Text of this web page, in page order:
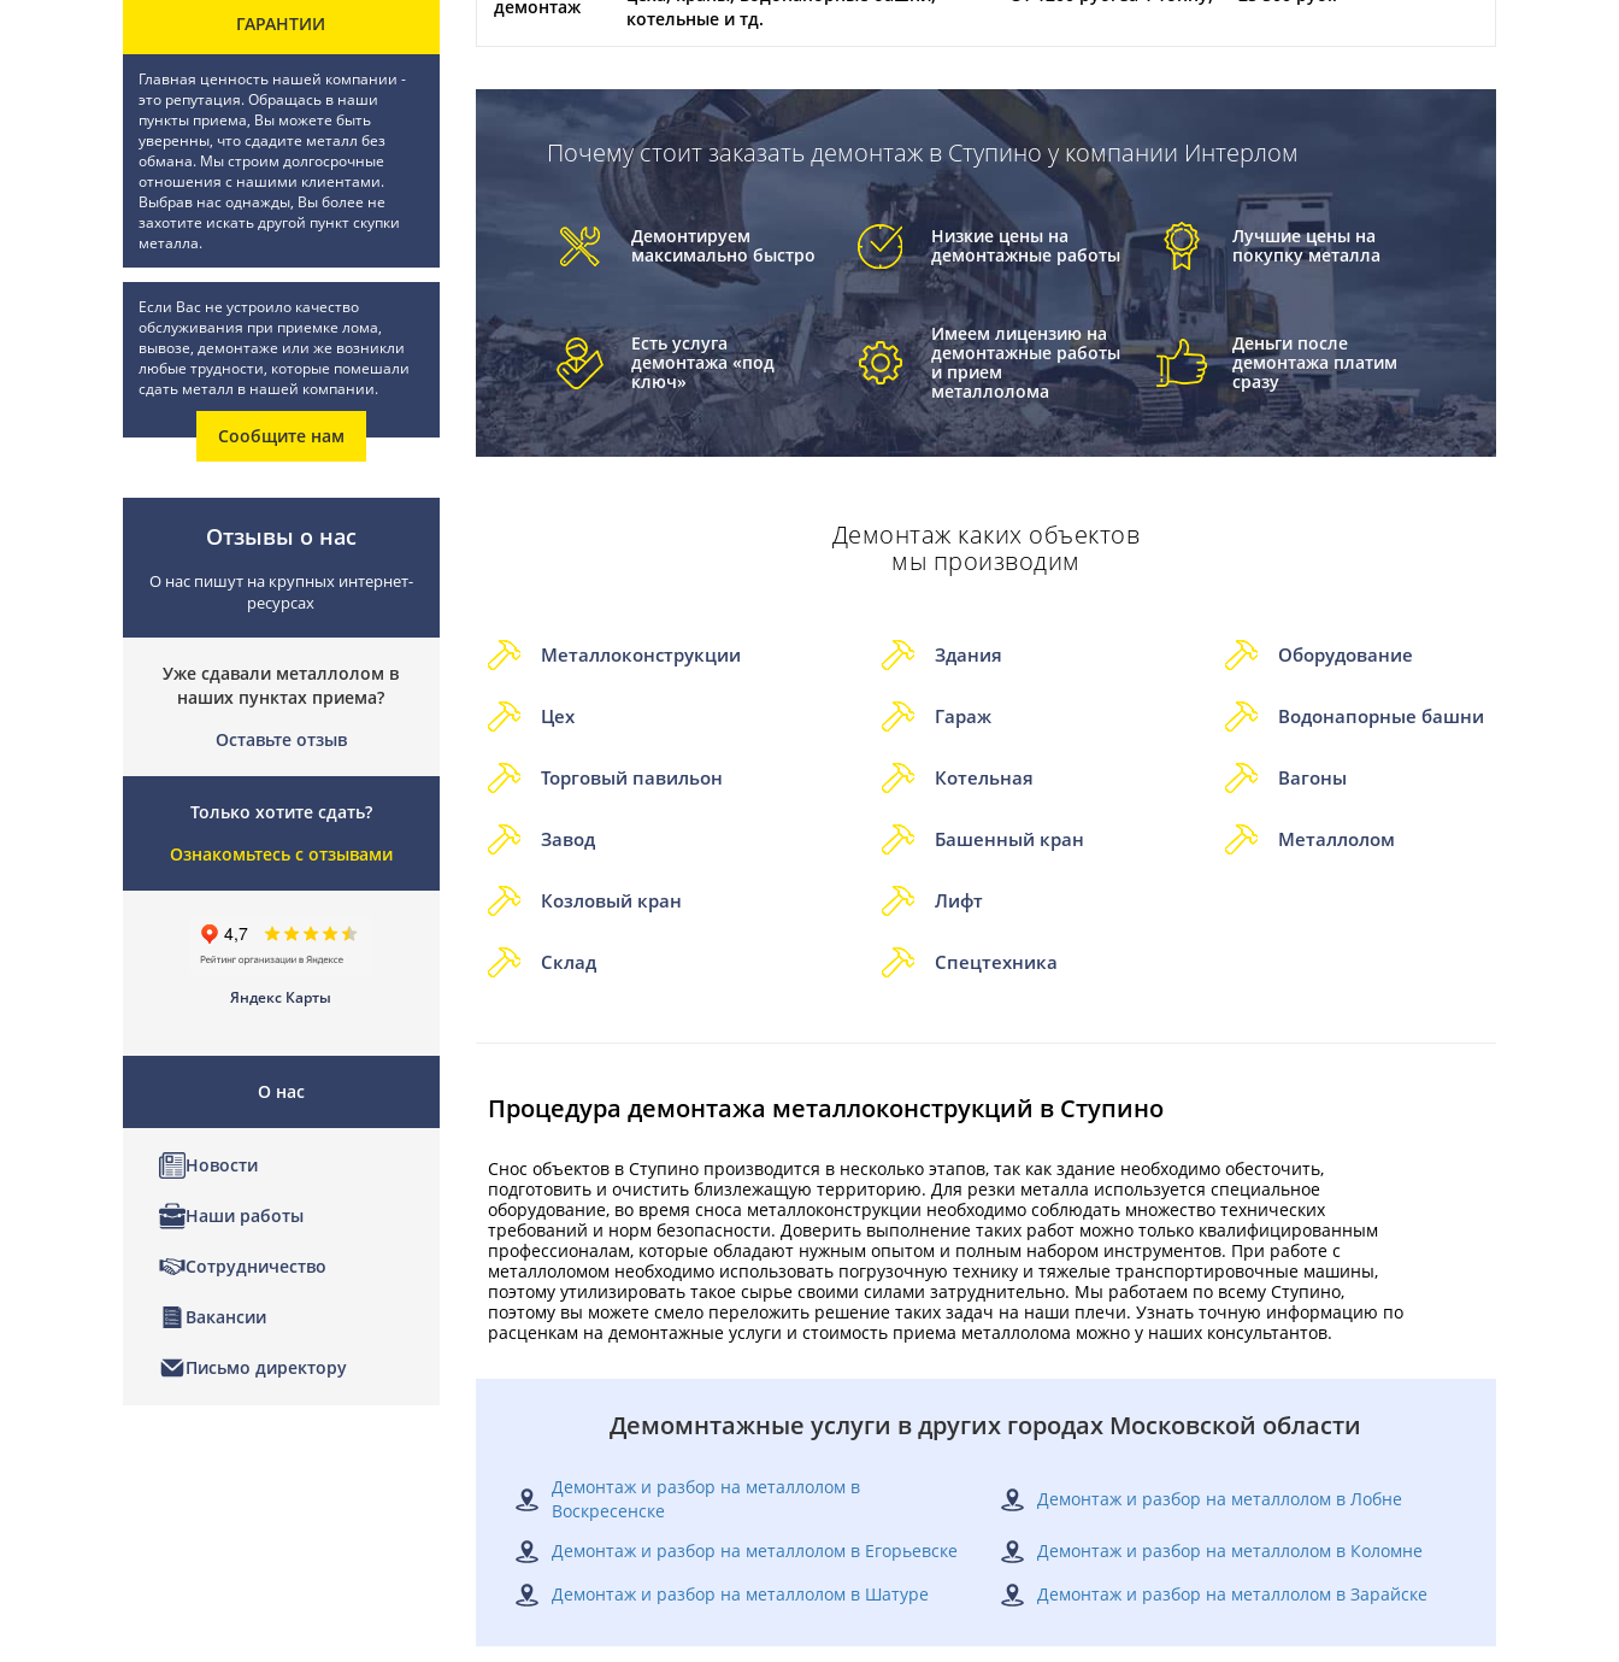
демонтаж
котельные и тд.
Почему стоит заказать демонтаж в Ступино у компании Интерлом
Демонтируем
максимально быстро
Низкие цены на
демонтажные работы
Лучшие цены на
покупку металла
Есть услуга
демонтажа «под
ключ»
Имеем лицензию на
демонтажные работы
и прием
металлолома
Деньги после
демонтажа платим
сразу
Демонтаж каких объектов
мы производим
Металлоконструкции
Цех
Торговый павильон
Завод
Козловый кран
Склад
Здания
Гараж
Котельная
Башенный кран
Лифт
Спецтехника
Оборудование
Водонапорные башни
Вагоны
Металлолом
Процедура демонтажа металлоконструкций в Ступино
Снос объектов в Ступино производится в несколько этапов, так как здание необходимо обесточить,
подготовить и очистить близлежащую территорию. Для резки металла используется специальное
оборудование, во время сноса металлоконструкции необходимо соблюдать множество технических
требований и норм безопасности. Доверить выполнение таких работ можно только квалифицированным
профессионалам, которые обладают нужным опытом и полным набором инструментов. При работе с
металлоломом необходимо использовать погрузочную технику и тяжелые транспортировочные машины,
поэтому утилизировать такое сырье своими силами затруднительно. Мы работаем по всему Ступино,
поэтому вы можете смело переложить решение таких задач на наши плечи. Узнать точную информацию по
расценкам на демонтажные услуги и стоимость приема металлолома можно у наших консультантов.
Демомнтажные услуги в других городах Московской области
Демонтаж и разбор на металлолом в
Воскресенске
Демонтаж и разбор на металлолом в Лобне
Демонтаж и разбор на металлолом в Егорьевске
Демонтаж и разбор на металлолом в Коломне
Демонтаж и разбор на металлолом в Шатуре
Демонтаж и разбор на металлолом в Зарайске
ГАРАНТИИ
Главная ценность нашей компании -
это репутация. Обращась в наши
пункты приема, Вы можете быть
уверенны, что сдадите металл без
обмана. Мы строим долгосрочные
отношения с нашими клиентами.
Выбрав нас однажды, Вы более не
захотите искать другой пункт скупки
металла.
Если Вас не устроило качество
обслуживания при приемке лома,
вывозе, демонтаже или же возникли
любые трудности, которые помешали
сдать металл в нашей компании.
Сообщите нам
Отзывы о нас
О нас пишут на крупных интернет-
ресурсах
Уже сдавали металлолом в
наших пунктах приема?
Оставьте отзыв
Только хотите сдать?
Ознакомьтесь с отзывами
Яндекс Карты
О нас
Новости
Наши работы
Сотрудничество
Вакансии
Письмо директору